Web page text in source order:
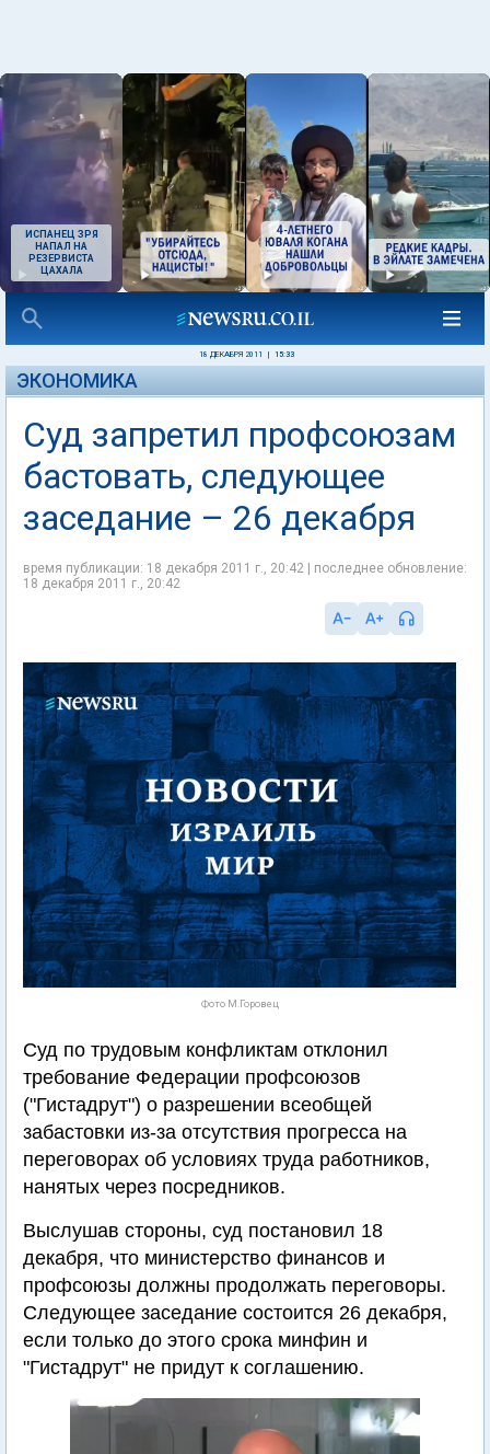
ИСПАНЕЦ ЗРЯ
НАПАЛ НА
РЕЗЕРВИСТА
ЦАХАЛА
18 ДЕКАБРЯ 2011 15:33
ЭКОНОМИКА
Суд запретил профсоюзам
бастовать, следующее
заседание – 26 декабря
время публикации: 18 декабря 2011 г., 20:42 | последнее обновление:
18 декабря 2011 г., 20:42
Фото М.Горовец
Суд по трудовым конфликтам отклонил
требование Федерации профсоюзов
("Гистадрут") о разрешении всеобщей
забастовки из-за отсутствия прогресса на
переговорах об условиях труда работников,
нанятых через посредников.
Выслушав стороны, суд постановил 18
декабря, что министерство финансов и
профсоюзы должны продолжать переговоры.
Следующее заседание состоится 26 декабря,
если только до этого срока минфин и
"Гистадрут" не придут к соглашению.